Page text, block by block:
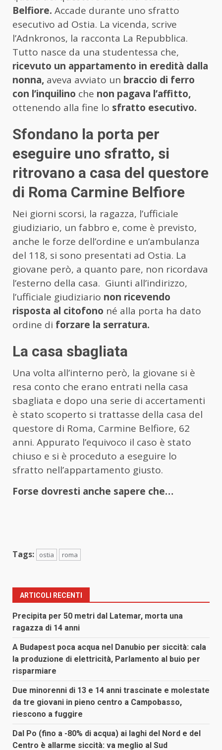
Belfiore. Accade durante uno sfratto
esecutivo ad Ostia. La vicenda, scrive
l’Adnkronos, la racconta La Repubblica.
Tutto nasce da una studentessa che,
ricevuto un appartamento in eredità dalla
nonna, aveva avviato un braccio di ferro
con l’inquilino che non pagava l’affitto,
ottenendo alla fine lo sfratto esecutivo.
Sfondano la porta per
eseguire uno sfratto, si
ritrovano a casa del questore
di Roma Carmine Belfiore
Nei giorni scorsi, la ragazza, l’ufficiale
giudiziario, un fabbro e, come è previsto,
anche le forze dell’ordine e un’ambulanza
del 118, si sono presentati ad Ostia. La
giovane però, a quanto pare, non ricordava
l’esterno della casa. Giunti all’indirizzo,
l’ufficiale giudiziario non ricevendo
risposta al citofono né alla porta ha dato
ordine di forzare la serratura.
La casa sbagliata
Una volta all’interno però, la giovane si è
resa conto che erano entrati nella casa
sbagliata e dopo una serie di accertamenti
è stato scoperto si trattasse della casa del
questore di Roma, Carmine Belfiore, 62
anni. Appurato l’equivoco il caso è stato
chiuso e si è proceduto a eseguire lo
sfratto nell’appartamento giusto.
Forse dovresti anche sapere che…
Tags: ostia roma
ARTICOLI RECENTI
Precipita per 50 metri dal Latemar, morta una
ragazza di 14 anni
A Budapest poca acqua nel Danubio per siccità: cala
la produzione di elettricità, Parlamento al buio per
risparmiare
Due minorenni di 13 e 14 anni trascinate e molestate
da tre giovani in pieno centro a Campobasso,
riescono a fuggire
Dal Po (fino a -80% di acqua) ai laghi del Nord e del
Centro è allarme siccità: va meglio al Sud